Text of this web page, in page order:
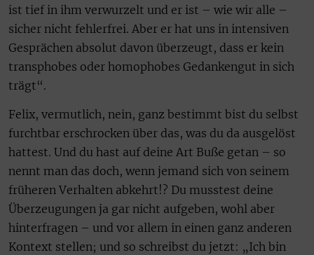
ist tief in ihm verwurzelt und er ist – wie wir alle –
sicher nicht fehlerfrei. Aber er hat uns in intensiven
Gesprächen absolut davon überzeugt, dass er kein
transphobes oder homophobes Gedankengut in sich
trägt“.
Felix, vermutlich, nein, ganz bestimmt bist du selbst
furchtbar erschrocken über das, was du da ausgelöst
hattest. Und du hast auf deine Art Buße getan – so
nennt man das doch, wenn jemand sich von seinem
früheren Verhalten abkehrt!? Du musstest deine
Überzeugungen ja gar nicht aufgeben, wohl aber
hinterfragen – und vor allem in einen ganz anderen
Kontext stellen; und so schreibst du jetzt: „Ich bin